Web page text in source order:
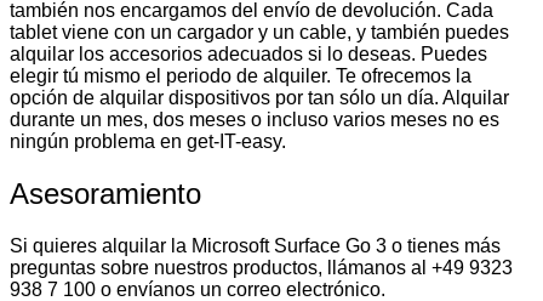
también nos encargamos del envío de devolución. Cada
tablet viene con un cargador y un cable, y también puedes
alquilar los accesorios adecuados si lo deseas. Puedes
elegir tú mismo el periodo de alquiler. Te ofrecemos la
opción de alquilar dispositivos por tan sólo un día. Alquilar
durante un mes, dos meses o incluso varios meses no es
ningún problema en get-IT-easy.
Asesoramiento
Si quieres alquilar la Microsoft Surface Go 3 o tienes más
preguntas sobre nuestros productos, llámanos al +49 9323
938 7 100 o envíanos un correo electrónico.